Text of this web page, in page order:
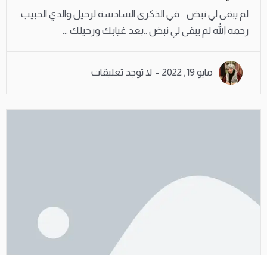
لم يبقى لي نبض .. في الذكرى السادسة لرحيل والدي الحبيب.
رحمه الله لم يبقى لي نبض ..بعد غيابك ورحيلك ...
مايو 19, 2022 لا توجد تعليقات